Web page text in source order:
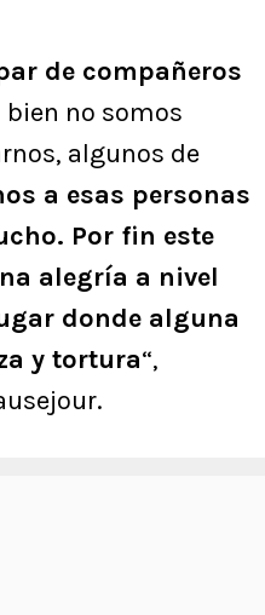
de compañeros
bien no somos
algunos de
a esas personas
Por fin este
alegría a nivel
donde alguna
y tortura“,